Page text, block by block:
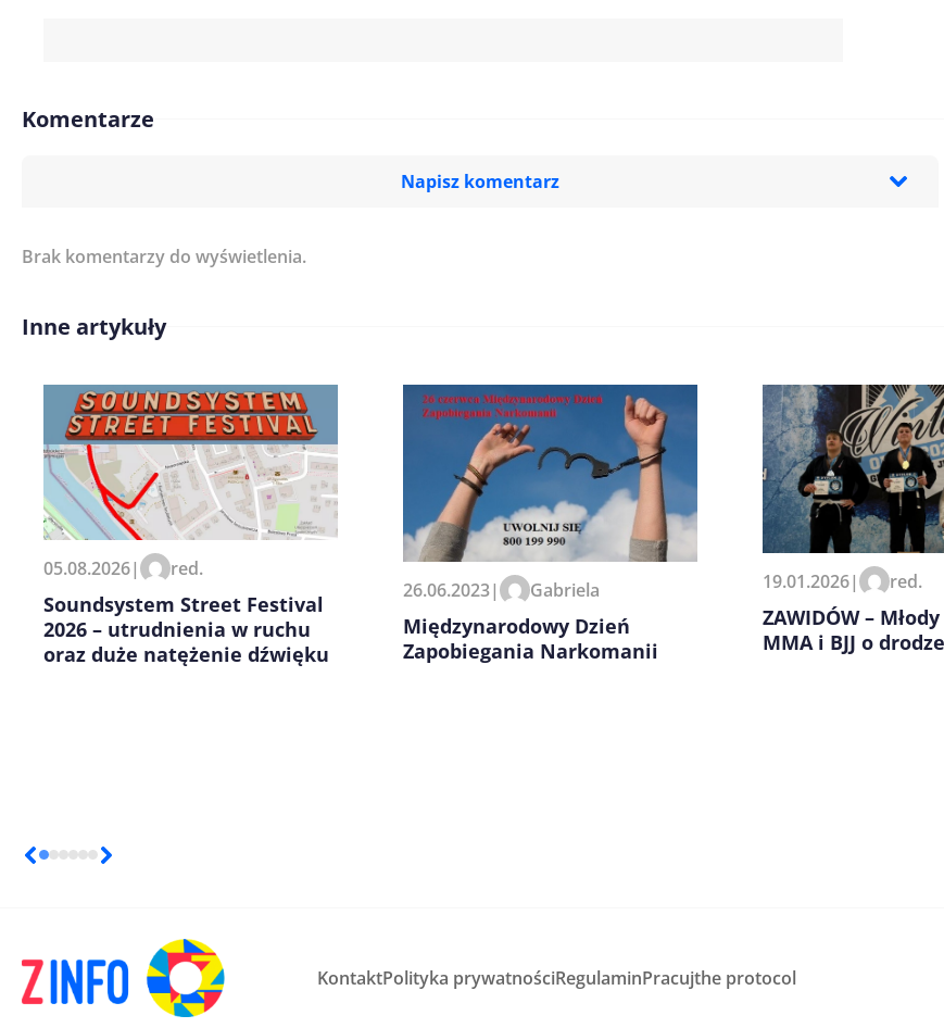
Komentarze
Napisz komentarz
Imię/ Nick*
Zapamiętaj moje dane w tej przeglądarce podczas pisania
kolejnych komentarzy.
Brak komentarzy do wyświetlenia.
Inne artykuły
05.08.2026| red.
Soundsystem Street Festival
2026 – utrudnienia w ruchu
oraz duże natężenie dźwięku
26.06.2023| Gabriela
Międzynarodowy Dzień
Zapobiegania Narkomanii
19.01.2026| red.
ZAWIDÓW –
MMA i BJJ o
KontaktPolityka prywatnościRegulaminPracujthe protocol